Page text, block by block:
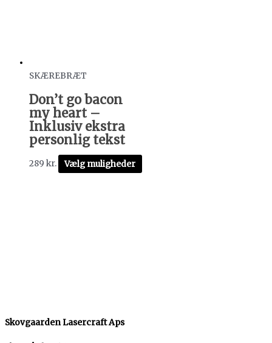
SKÆREBRÆT
Don’t go bacon
my heart –
Inklusiv ekstra
personlig tekst
289 kr. Vælg muligheder
Skovgaarden Lasercraft Aps